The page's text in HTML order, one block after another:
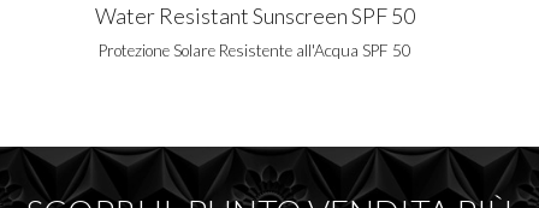
Water Resistant Sunscreen SPF 50
Protezione Solare Resistente all'Acqua SPF 50